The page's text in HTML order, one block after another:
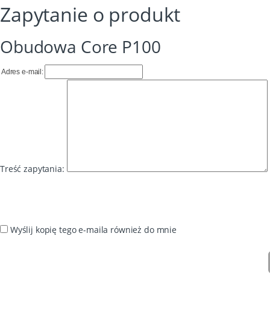
Zapytanie o produkt
Obudowa Core P100
Adres e-mail:
Treść zapytania:
Wyślij kopię tego e-maila również do mnie